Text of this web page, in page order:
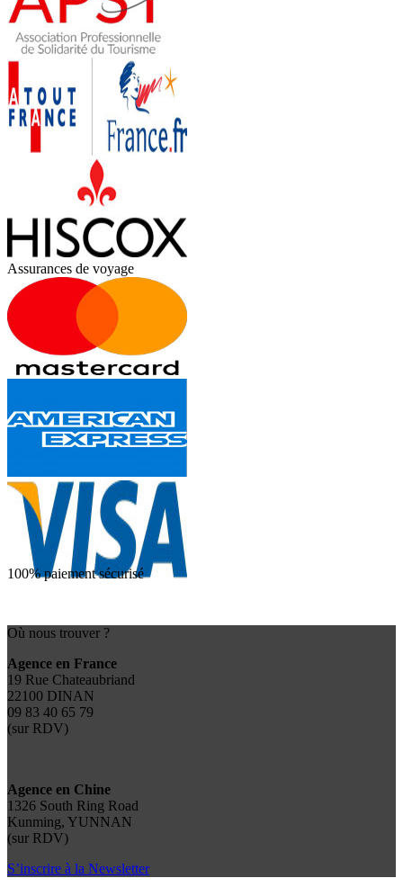
Assurances de voyage
100% paiement sécurisé
Où nous trouver ?
Agence en France
19 Rue Chateaubriand
22100 DINAN
09 83 40 65 79
(sur RDV)
Agence en Chine
1326 South Ring Road
Kunming, YUNNAN
(sur RDV)
S’inscrire à la Newsletter